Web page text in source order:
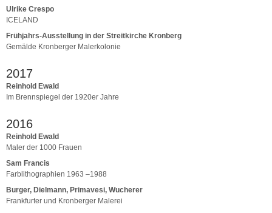
Ulrike Crespo
ICELAND
Frühjahrs-Ausstellung in der Streitkirche Kronberg
Gemälde Kronberger Malerkolonie
2017
Reinhold Ewald
Im Brennspiegel der 1920er Jahre
2016
Reinhold Ewald
Maler der 1000 Frauen
Sam Francis
Farblithographien 1963 –1988
Burger, Dielmann, Primavesi, Wucherer
Frankfurter und Kronberger Malerei